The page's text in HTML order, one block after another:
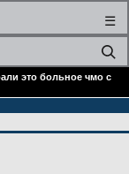
☰
это больное чмо с